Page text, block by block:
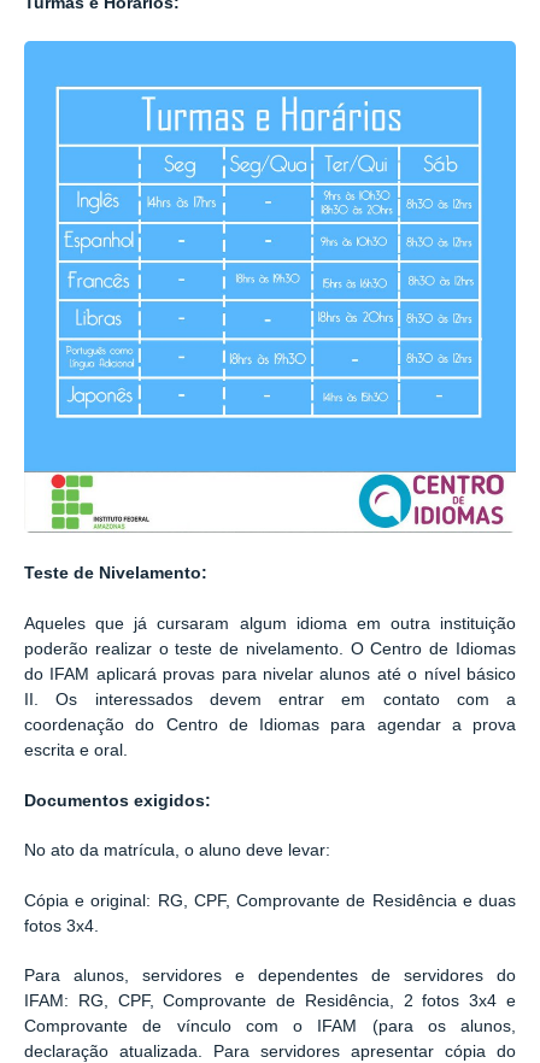
Teste de Nivelamento:
Aqueles que já cursaram algum idioma em outra instituição
poderão realizar o teste de nivelamento. O Centro de Idiomas
do IFAM aplicará provas para nivelar alunos até o nível básico
II. Os interessados devem entrarem contato com a
coordenação do Centro de Idiomas para agendar a prova
escrita e oral.
Documentos exigidos:
No ato da matrícula, o aluno deve levar:
Cópia e original: RG, CPF, Comprovante de Residência e duas
fotos 3x4.
Para alunos, servidores e dependentes de servidores do
IFAM: RG, CPF, Comprovante de Residência, 2 fotos 3x4 e
Comprovante de vínculo com o IFAM (para os alunos,
declaração atualizada. Para servidores apresentar cópia do